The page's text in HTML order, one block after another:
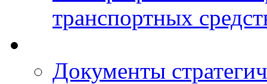
транспортных
Документы